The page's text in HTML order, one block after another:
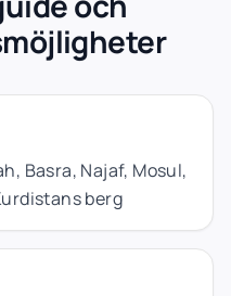
Basra, Najaf, Mosul,
berg